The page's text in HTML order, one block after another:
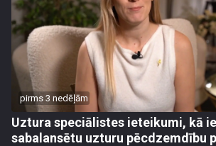
pirms 3 nedēļām
Uztura speciālistes ieteikumi, kā
sabalansētu uzturu pēcdzemdību